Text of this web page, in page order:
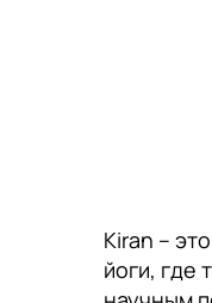
Kiran –
йоги, где